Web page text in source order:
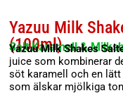
Yazuu Milk
(100ml)
Salt Karamell &
Yazuu Milk Shakes
juice som kombinerar
söt karamell och en
som älskar mjölkiga